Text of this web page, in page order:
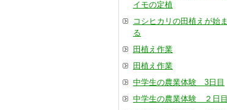
イモの定植
コシヒカリの田植えが始ま
る
田植え作業
田植え作業
中学生の農業体験 3日目
中学生の農業体験 ２日目